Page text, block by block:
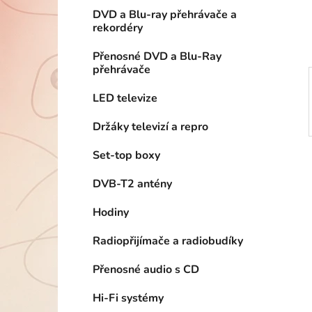
p
n
e
l
DVD a Blu-ray přehrávače a
rekordéry
Přenosné DVD a Blu-Ray
přehrávače
LED televize
Držáky televizí a repro
Set-top boxy
DVB-T2 antény
Hodiny
Radiopřijímače a radiobudíky
Přenosné audio s CD
Hi-Fi systémy